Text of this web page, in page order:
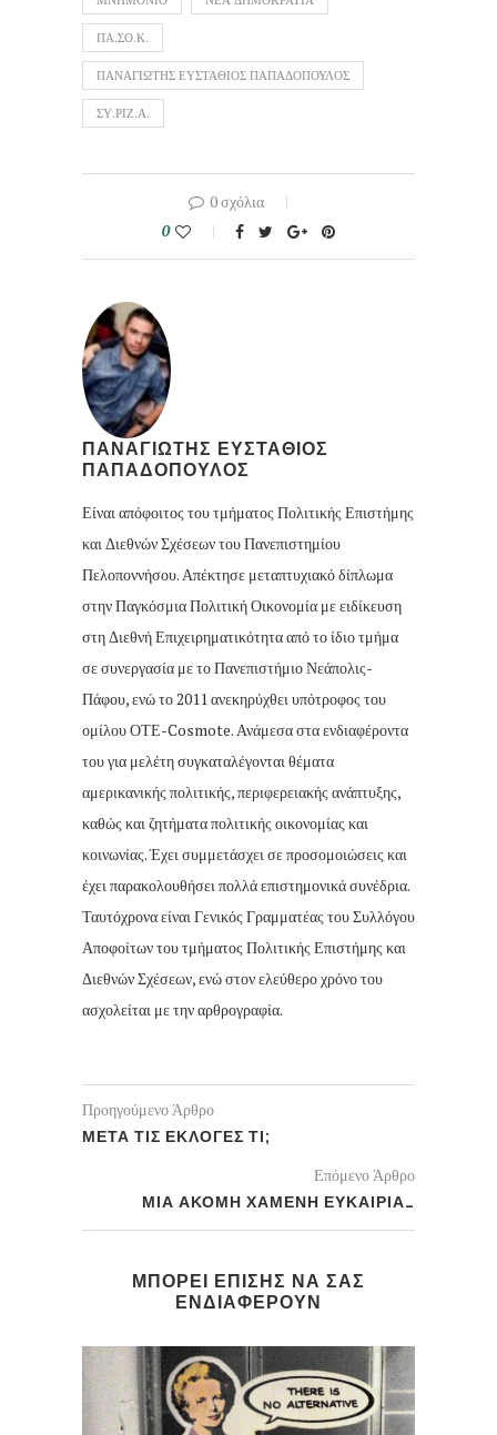
ΠΑ.ΣΟ.Κ.
ΠΑΝΑΓΙΩΤΗΣ ΕΥΣΤΑΘΙΟΣ ΠΑΠΑΔΟΠΟΥΛΟΣ
ΣΥ.ΡΙΖ.Α.
0 σχόλια
0
ΠΑΝΑΓΙΩΤΗΣ ΕΥΣΤΑΘΙΟΣ
ΠΑΠΑΔΟΠΟΥΛΟΣ
Είναι απόφοιτος του τμήματος Πολιτικής Επιστήμης
και Διεθνών Σχέσεων του Πανεπιστημίου
Πελοποννήσου. Απέκτησε μεταπτυχιακό δίπλωμα
στην Παγκόσμια Πολιτική Οικονομία με ειδίκευση
στη Διεθνή Επιχειρηματικότητα από το ίδιο τμήμα
σε συνεργασία με το Πανεπιστήμιο Νεάπολις-
Πάφου, ενώ το 2011 ανεκηρύχθει υπότροφος του
ομίλου ΟΤΕ-Cosmote. Ανάμεσα στα ενδιαφέροντα
του για μελέτη συγκαταλέγονται θέματα
αμερικανικής πολιτικής, περιφερειακής ανάπτυξης,
καθώς και ζητήματα πολιτικής οικονομίας και
κοινωνίας. Έχει συμμετάσχει σε προσομοιώσεις και
έχει παρακολουθήσει πολλά επιστημονικά συνέδρια.
Ταυτόχρονα είναι Γενικός Γραμματέας του Συλλόγου
Αποφοίτων του τμήματος Πολιτικής Επιστήμης και
Διεθνών Σχέσεων, ενώ στον ελεύθερο χρόνο του
ασχολείται με την αρθρογραφία.
Προηγούμενο Άρθρο
ΜΕΤΑ ΤΙΣ ΕΚΛΟΓΕΣ ΤΙ;
Επόμενο Άρθρο
ΜΙΑ ΑΚΟΜΗ ΧΑΜΕΝΗ ΕΥΚΑΙΡΙΑ…
ΜΠΟΡΕΙ ΕΠΙΣΗΣ ΝΑ ΣΑΣ
ΕΝΔΙΑΦΕΡΟΥΝ